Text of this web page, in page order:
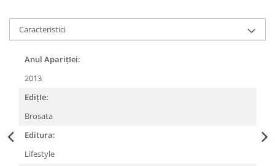
Caracteristici
Anul AparițIei:
2013
EdițIe:
Brosata
Editura:
Lifestyle